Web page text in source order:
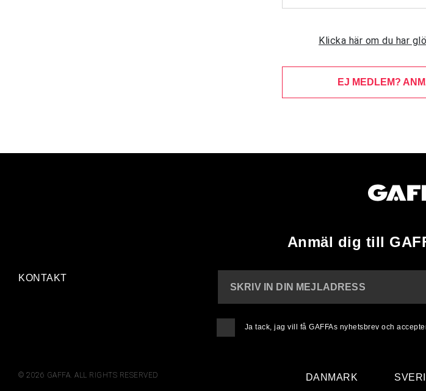
Klicka här om du har
EJ MEDLEM?
Anmäl dig till
KONTAKT
SKRIV IN DIN MEJLADRESS
Ja tack, jag vill få GAFFAs nyhetsbrev och
© 2026 GAFFA. ALL RIGHTS RESERVED DANMARK